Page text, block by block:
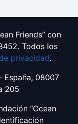
Friends” con
Todos los
privacidad.
· España, 08007
205
“Ocean